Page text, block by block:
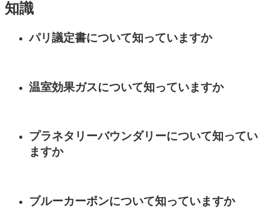
知識
パリ議定書について知っていますか
温室効果ガスについて知っていますか
プラネタリーバウンダリーについて知ってい
ますか
ブルーカーボンについて知っていますか